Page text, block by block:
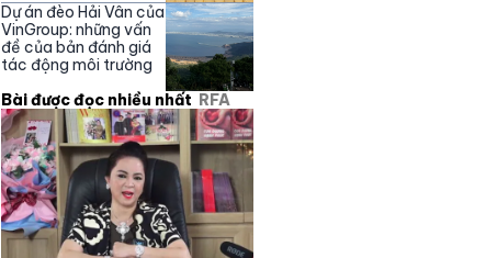
Dự án đèo Hải Vân của
VinGroup: những vấn
đề của bản đánh giá
tác động môi trường
Bài được đọc nhiều nhất RFA